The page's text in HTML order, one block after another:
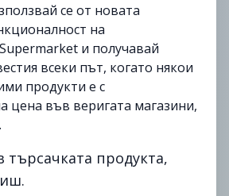
се от новата
на
и получавай
всеки път, когато някои
продукти е с
цена във веригата магазини,
продукта,